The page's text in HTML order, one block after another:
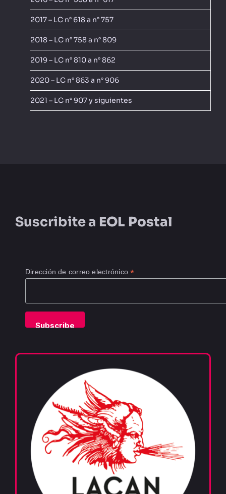
2017 – LC n° 618 a n° 757
2018 – LC n° 758 a n° 809
2019 – LC n° 810 a n° 862
2020 – LC n° 863 a n° 906
2021 – LC n° 907 y siguientes
Suscribite a EOL Postal
Dirección de correo electrónico*